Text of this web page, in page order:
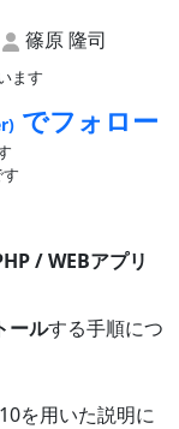
篠原 隆司
ます
でフォロー
/ WEBアプリ
ールする手順につ
を用いた説明に